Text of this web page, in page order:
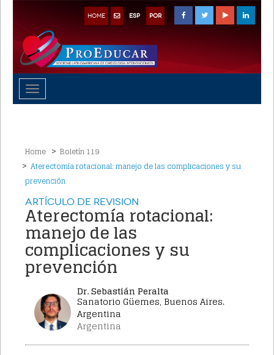
HOME ESP POR
Toggle
navigation
Home
Boletín 119
Aterectomía rotacional: manejo de las complicaciones y su
prevención
Artículo de Revision
Aterectomía rotacional:
manejo de las
complicaciones y su
prevención
Dr. Sebastián Peralta
Sanatorio Güemes, Buenos Aires.
Argentina
Argentina